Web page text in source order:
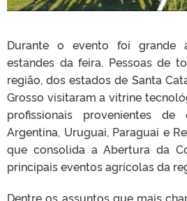
Durante o evento foi grande
estandes da feira. Pessoas de
região, dos estados de Santa
Grosso visitaram a vitrine
profissionais provenientes
Argentina, Uruguai, Paraguai e
que consolida a Abertura da
principais eventos agrícolas da
Dentre os assuntos que mais